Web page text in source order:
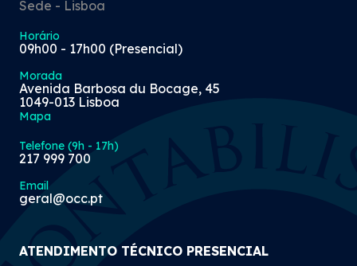
Sede - Lisboa
Horário
09h00 - 17h00 (Presencial)
Morada
Avenida Barbosa du Bocage, 45
1049-013 Lisboa
Mapa
Telefone (9h - 17h)
217 999 700
Email
geral@occ.pt
ATENDIMENTO TÉCNICO PRESENCIAL